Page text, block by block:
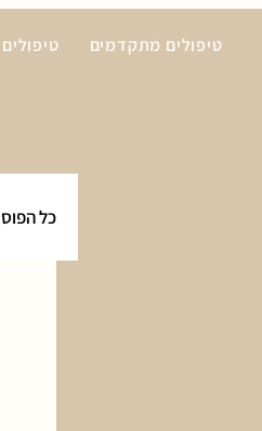
טיפולים מתקדמים
כל